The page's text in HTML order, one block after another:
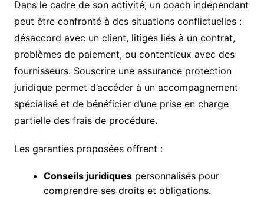
Dans le cadre de son activité, un coach indépendant
peut être confronté à des situations conflictuelles :
désaccord avec un client, litiges liés à un contrat,
problèmes de paiement, ou contentieux avec des
fournisseurs. Souscrire une assurance protection
juridique permet d’accéder à un accompagnement
spécialisé et de bénéficier d’une prise en charge
partielle des frais de procédure.
Les garanties proposées offrent :
Conseils juridiquespersonnalisés pour
comprendre ses droits et obligations.